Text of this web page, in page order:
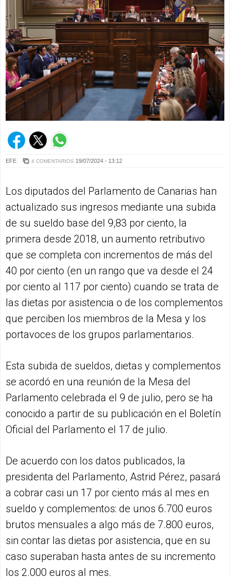
EFE 4 COMENTARIOS 19/07/2024 - 13:12
Los diputados del Parlamento de Canarias han
actualizado sus ingresos mediante una subida
de su sueldo base del 9,83 por ciento, la
primera desde 2018, un aumento retributivo
que se completa con incrementos de más del
40 por ciento (en un rango que va desde el 24
por ciento al 117 por ciento) cuando se trata de
las dietas por asistencia o de los complementos
que perciben los miembros de la Mesa y los
portavoces de los grupos parlamentarios.
Esta subida de sueldos, dietas y complementos
se acordó en una reunión de la Mesa del
Parlamento celebrada el 9 de julio, pero se ha
conocido a partir de su publicación en el Boletín
Oficial del Parlamento el 17 de julio.
De acuerdo con los datos publicados, la
presidenta del Parlamento, Astrid Pérez, pasará
a cobrar casi un 17 por ciento más al mes en
sueldo y complementos: de unos 6.700 euros
brutos mensuales a algo más de 7.800 euros,
sin contar las dietas por asistencia, que en su
caso superaban hasta antes de su incremento
los 2.000 euros al mes.